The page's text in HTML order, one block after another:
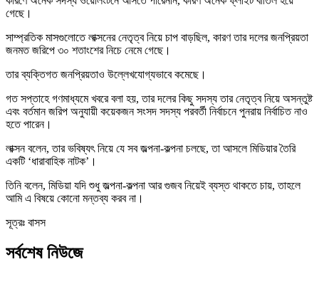
গেছে।
সাম্প্রতিক মাসগুলোতে লাক্সনের নেতৃত্ব নিয়ে চাপ বাড়ছিল, কারণ তার দলের জনপ্রিয়তা
জনমত জরিপে ৩০ শতাংশের নিচে নেমে গেছে।
তার ব্যক্তিগত জনপ্রিয়তাও উল্লেখযোগ্যভাবে কমেছে।
গত সপ্তাহে গণমাধ্যমে খবরে বলা হয়, তার দলের কিছু সদস্য তার নেতৃত্ব নিয়ে অসন্তুষ্ট
এবং বর্তমান জরিপ অনুযায়ী কয়েকজন সংসদ সদস্য পরবর্তী নির্বাচনে পুনরায় নির্বাচিত নাও
হতে পারেন।
লাক্সন বলেন, তার ভবিষ্যৎ নিয়ে যে সব জল্পনা-কল্পনা চলছে, তা আসলে মিডিয়ার তৈরি
একটি ‘ধারাবাহিক নাটক’।
তিনি বলেন, মিডিয়া যদি শুধু জল্পনা-কল্পনা আর গুজব নিয়েই ব্যস্ত থাকতে চায়, তাহলে
আমি এ বিষয়ে কোনো মন্তব্য করব না।
সূত্রঃ বাসস
সর্বশেষ নিউজে